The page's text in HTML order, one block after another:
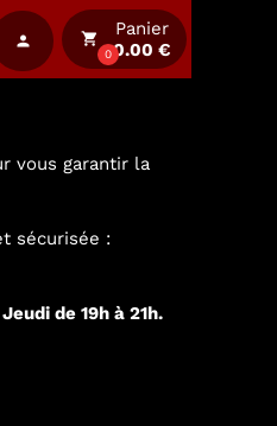
local_grocery_store
0
Panier
0.00 €
person
vous garantir la
sécurisée :
de 19h à 21h.